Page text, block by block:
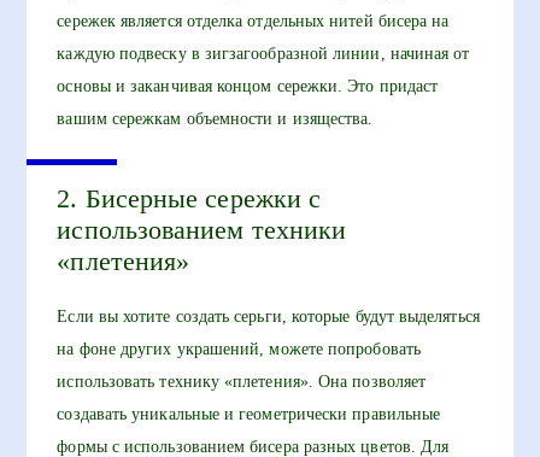
сережек является отделка отдельных нитей бисера на
каждую подвеску в зигзагообразной линии, начиная от
основы и заканчивая концом сережки. Это придаст
вашим сережкам объемности и изящества.
2. Бисерные сережки с
использованием техники
«плетения»
Если вы хотите создать серьги, которые будут выделяться
на фоне других украшений, можете попробовать
использовать технику «плетения». Она позволяет
создавать уникальные и геометрически правильные
формы с использованием бисера разных цветов. Для